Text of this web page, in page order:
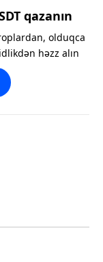
qazanın
olduqca
həzz alın